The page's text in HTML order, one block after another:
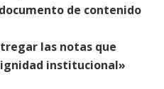
de contenido
las notas que
institucional»